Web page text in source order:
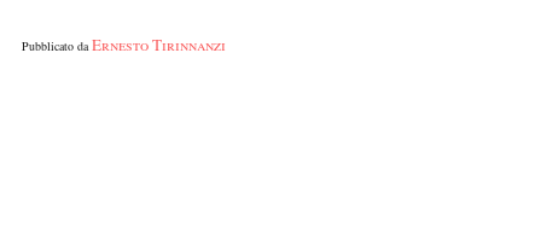
Pubblicato da Ernesto Tirinnanzi